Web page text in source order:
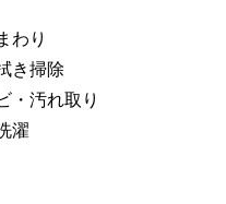
わり
き掃除
・汚れ取り
濯